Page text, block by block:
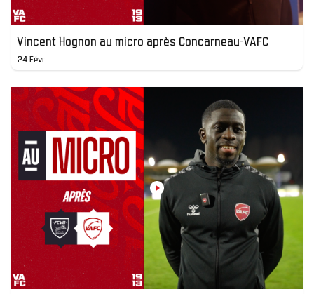
Vincent Hognon au micro après Concarneau-VAFC
24 Févr